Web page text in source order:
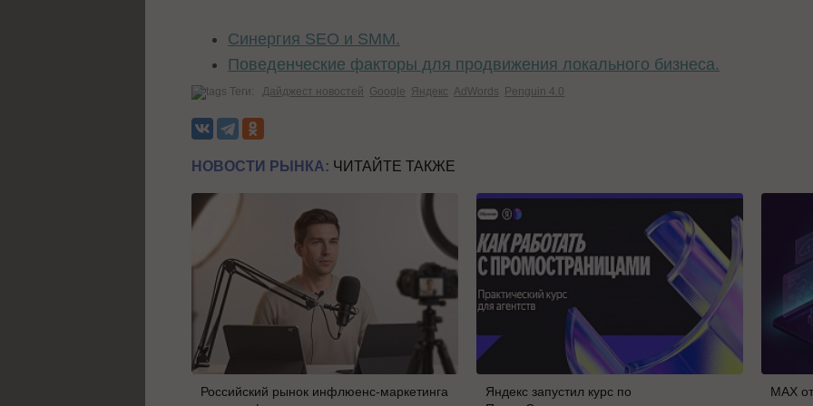
Синергия SEO и SMM.
Поведенческие факторы для продвижения локального бизнеса.
Теги: Дайджест новостей Google Яндекс AdWords Penguin 4.0
НОВОСТИ РЫНКА: ЧИТАЙТЕ ТАКЖЕ
Российский рынок инфлюенс-маркетинга
Яндекс запустил курс по
MAX